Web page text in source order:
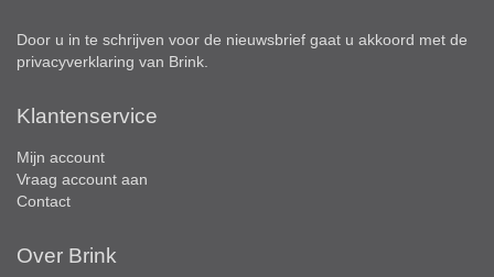
Door u in te schrijven voor de nieuwsbrief gaat u akkoord met de
privacyverklaring van Brink.
Klantenservice
Mijn account
Vraag account aan
Contact
Over Brink